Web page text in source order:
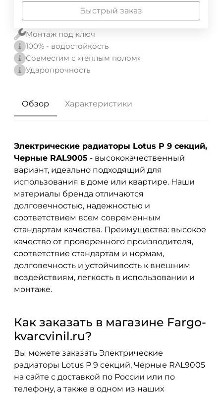
Быстрый заказ
Монтаж под ключ
100% - водостойкость
Совместим с «теплым полом»
Ударопрочность
Обзор Характеристики
Электрические радиаторы Lotus P 9 секций,
Черные RAL9005 - высококачественный
вариант, идеально подходящий для
использования в доме или квартире. Наши
материалы бренда отличаются
долговечностью, надежностью и
соответствием всем современным
стандартам качества. Преимущества: высокое
качество от проверенного производителя,
соответствие стандартам и нормам,
долговечность и устойчивость к внешним
воздействиям, легкость в использовании и
монтаже.
Как заказать в магазине Fargo-
kvarcvinil.ru?
Вы можете заказать Электрические
радиаторы Lotus P 9 секций, Черные RAL9005
на сайте с доставкой по России или по
телефону, а также в одном из наших